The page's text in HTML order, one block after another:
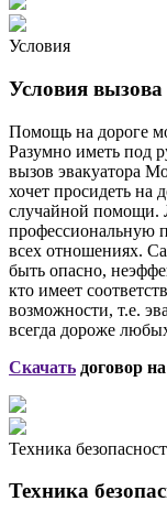
Условия
Условия вызова
Помощь на дороге
Разумно иметь под
вызов эвакуатора
хочет просидеть на
случайной помощи.
профессиональную
всех отношениях.
быть опасно,
кто имеет
возможности, т.е.
всегда дороже
Скачать договор
Техника
Техника